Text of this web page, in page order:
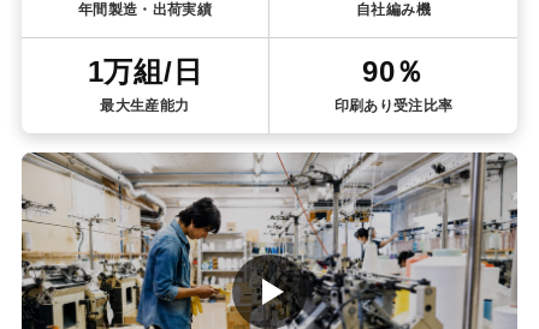
年間製造・出荷実績 自社編み機
1万組/日
最大生産能力
90％
印刷あり受注比率